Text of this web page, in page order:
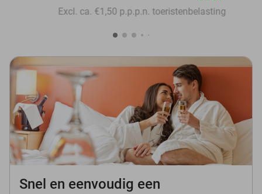
Excl. ca. €1,50 p.p.p.n. toeristenbelasting
Snel en eenvoudig een